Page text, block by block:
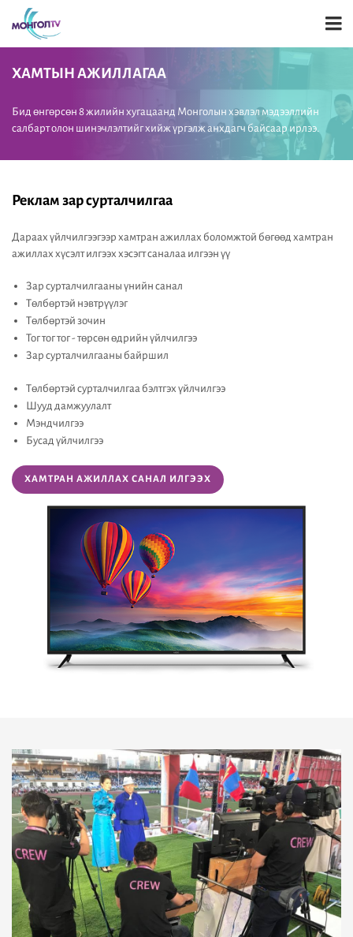
ХАМТЫН АЖИЛЛАГАА
Бид өнгөрсөн 8 жилийн хугацаанд Монголын хэвлэл мэдээллийн
салбарт олон шинэчлэлтийг хийж үргэлж анхдагч байсаар ирлээ.
Реклам зар сурталчилгаа
Дараах үйлчилгээгээр хамтран ажиллах боломжтой бөгөөд хамтран
ажиллах хүсэлт илгээх хэсэгт саналаа илгээн үү
Зар сурталчилгааны үнийн санал
Төлбөртэй нэвтрүүлэг
Төлбөртэй зочин
Тог тог тог - төрсөн өдрийн үйлчилгээ
Зар сурталчилгааны байршил
Төлбөртэй сурталчилгаа бэлтгэх үйлчилгээ
Шууд дамжуулалт
Мэндчилгээ
Бусад үйлчилгээ
ХАМТРАН АЖИЛЛАХ САНАЛ ИЛГЭЭХ